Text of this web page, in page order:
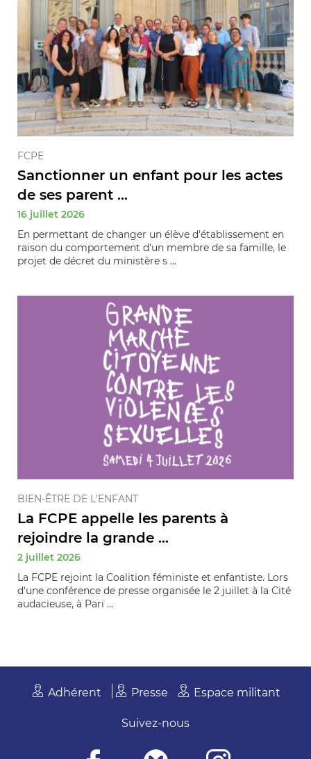
FCPE
Sanctionner un enfant pour les actes
de ses parent ...
16 juillet 2026
En permettant de changer un élève d'établissement en
raison du comportement d'un membre de sa famille, le
projet de décret du ministère s ...
BIEN-ÊTRE DE L'ENFANT
La FCPE appelle les parents à
rejoindre la grande ...
2 juillet 2026
La FCPE rejoint la Coalition féministe et enfantiste. Lors
d'une conférence de presse organisée le 2 juillet à la Cité
audacieuse, à Pari ...
Adhérent Presse Espace militant
Suivez-nous